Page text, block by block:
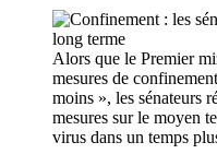
Alors que le Premier
mesures de
moins », les sénateurs
mesures sur le moyen
virus dans un temps